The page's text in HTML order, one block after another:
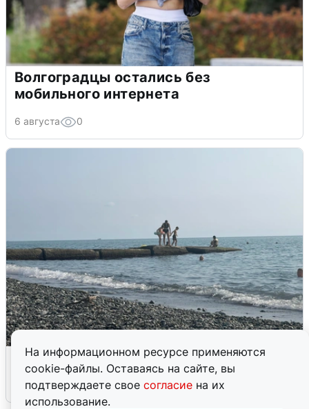
На информационном ресурсе применяются
cookie-файлы. Оставаясь на сайте, вы
подтверждаете свое согласие на их
использование.
Волгоградцы остались без
мобильного интернета
6 августа 0
Сирены в Сочи: новая угроза БПЛА
6 августа 0